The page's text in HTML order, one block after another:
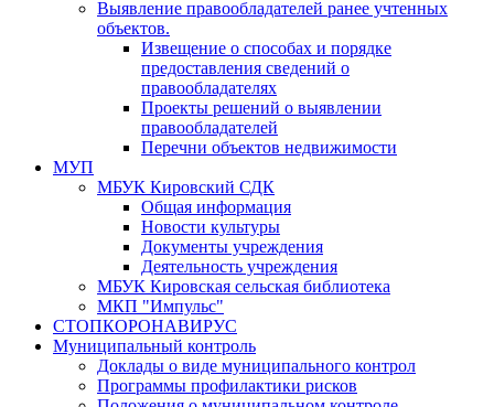
Выявление правообладателей ранее учтенных
объектов.
Извещение о способах и порядке
предоставления сведений о
правообладателях
Проекты решений о выявлении
правообладателей
Перечни объектов недвижимости
МУП
МБУК Кировский СДК
Общая информация
Новости культуры
Документы учреждения
Деятельность учреждения
МБУК Кировская сельская библиотека
МКП "Импульс"
СТОПКОРОНАВИРУС
Муниципальный контроль
Доклады о виде муниципального контрол
Программы профилактики рисков